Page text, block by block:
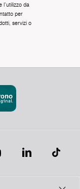
l'utilizzo da
per
servizi o